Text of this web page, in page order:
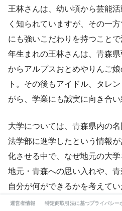
王林さんは、幼い頃から芸能
く知られていますが、その一
にも強いこだわりを持つこと
年生まれの王林さんは、青森
からアルプスおとめやりんご
ト。その後もアイドル、タレ
がら、学業にも誠実に向き合い
大学については、青森県内の
法学部に進学したという情報
化させる中で、なぜ地元の大学
地元・青森への思い入れや、
自分が何ができるかを考えて
す。王林さん自身、地元を離
運営者情報 特定商取引法に基づく表記プライバシー